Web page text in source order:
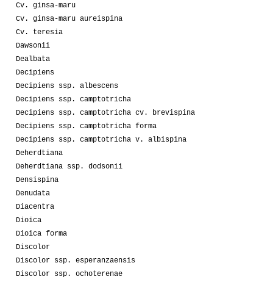
Cv. ginsa-maru
Cv. ginsa-maru aureispina
Cv. teresia
Dawsonii
Dealbata
Decipiens
Decipiens ssp. albescens
Decipiens ssp. camptotricha
Decipiens ssp. camptotricha cv. brevispina
Decipiens ssp. camptotricha forma
Decipiens ssp. camptotricha v. albispina
Deherdtiana
Deherdtiana ssp. dodsonii
Densispina
Denudata
Diacentra
Dioica
Dioica forma
Discolor
Discolor ssp. esperanzaensis
Discolor ssp. ochoterenae